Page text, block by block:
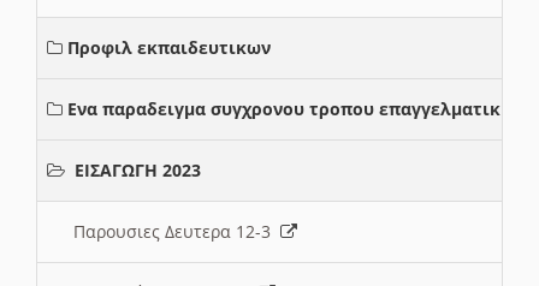
Προφιλ εκπαιδευτικων
Ενα παραδειγμα συγχρονου τροπου επαγγελματικης
ΕΙΣΑΓΩΓΗ 2023
Παρουσιες Δευτερα 12-3